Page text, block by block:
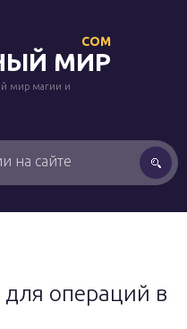
МИР
COM
мир магии и
операций в